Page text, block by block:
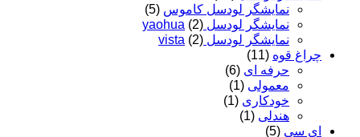
نمایشگر لودسل کاموس (5)
نمایشگر لودسل yaohua (2)
نمایشگر لودسل vista (2)
چراغ قوه (11)
حرفه ای (6)
معمولی (1)
خودکاری (1)
هندلی (1)
ای سی (5)